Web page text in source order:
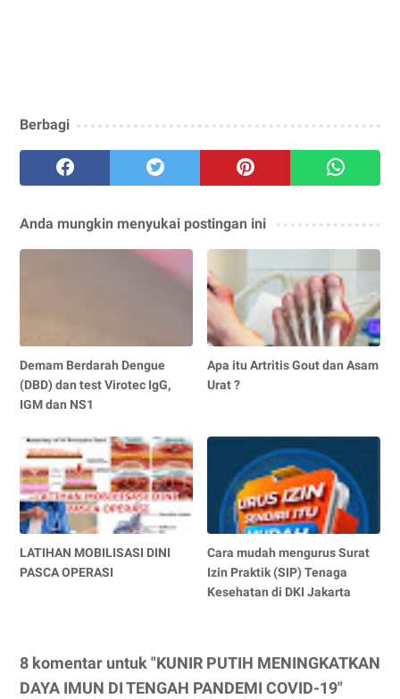
Berbagi
Anda mungkin menyukai postingan ini
Demam Berdarah Dengue
(DBD) dan test Virotec IgG,
IGM dan NS1
Apa itu Artritis Gout dan Asam
Urat ?
LATIHAN MOBILISASI DINI
PASCA OPERASI
Cara mudah mengurus Surat
Izin Praktik (SIP) Tenaga
Kesehatan di DKI Jakarta
8 komentar untuk "KUNIR PUTIH MENINGKATKAN
DAYA IMUN DI TENGAH PANDEMI COVID-19"